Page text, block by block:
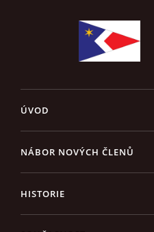
ÚVOD
NÁBOR NOVÝCH ČLENŮ
HISTORIE